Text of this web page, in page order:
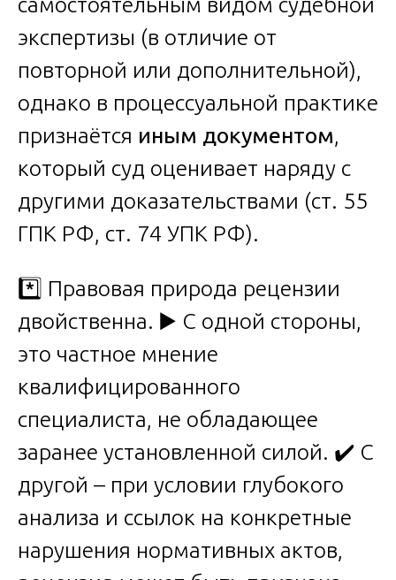
экспертизы (в отличие от
повторной или дополнительной),
однако в процессуальной практике
признаётся иным документом,
который суд оценивает наряду с
другими доказательствами (ст. 55
ГПК РФ, ст. 74 УПК РФ).
*️⃣ Правовая природа рецензии
двойственна. ▶️ С одной стороны,
это частное мнение
квалифицированного
специалиста, не обладающее
заранее установленной силой. ✔️ С
другой – при условии глубокого
анализа и ссылок на конкретные
нарушения нормативных актов,